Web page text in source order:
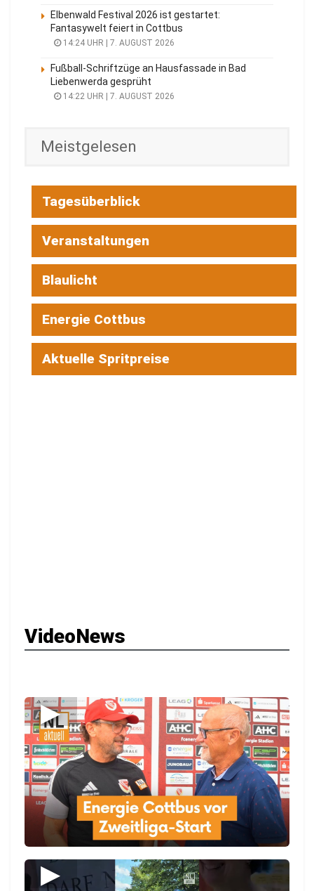
Elbenwald Festival 2026 ist gestartet:
Fantasywelt feiert in Cottbus
14:24 UHR | 7. AUGUST 2026
Fußball-Schriftzüge an Hausfassade in Bad
Liebenwerda gesprüht
14:22 UHR | 7. AUGUST 2026
Meistgelesen
Tagesüberblick
Veranstaltungen
Blaulicht
Energie Cottbus
Aktuelle Spritpreise
VideoNews
▶
▶